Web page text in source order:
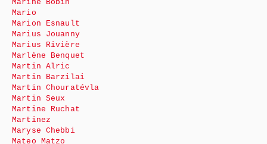
Marine Bobin
Mario
Marion Esnault
Marius Jouanny
Marius Rivière
Marlène Benquet
Martin Alric
Martin Barzilai
Martin Chouratévla
Martin Seux
Martine Ruchat
Martinez
Maryse Chebbi
Mateo Matzo